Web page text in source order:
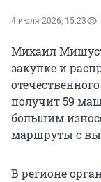
4 июля 2026, 15:23
Михаил
закупке и
получит 59
большим
маршруты с
В регионе